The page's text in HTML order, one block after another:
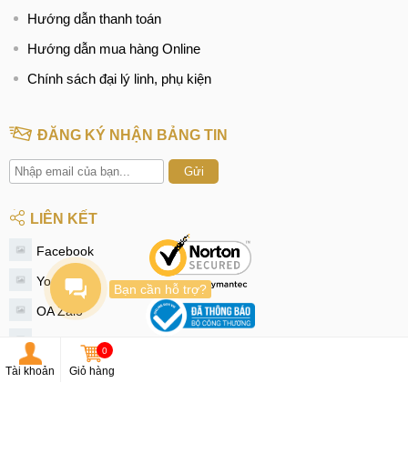
Hướng dẫn thanh toán
Hướng dẫn mua hàng Online
Chính sách đại lý linh, phụ kiện
ĐĂNG KÝ NHẬN BẢNG TIN
Gửi
LIÊN KẾT
Facebook
Youtube
OA Zalo
Tiktok
Tài khoản
0
Giỏ hàng
Bạn cần hỗ trợ?